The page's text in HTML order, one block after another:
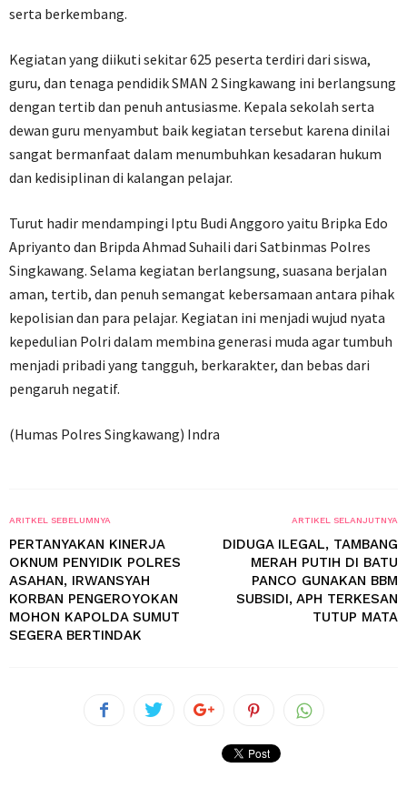
serta berkembang.
Kegiatan yang diikuti sekitar 625 peserta terdiri dari siswa,
guru, dan tenaga pendidik SMAN 2 Singkawang ini berlangsung
dengan tertib dan penuh antusiasme. Kepala sekolah serta
dewan guru menyambut baik kegiatan tersebut karena dinilai
sangat bermanfaat dalam menumbuhkan kesadaran hukum
dan kedisiplinan di kalangan pelajar.
Turut hadir mendampingi Iptu Budi Anggoro yaitu Bripka Edo
Apriyanto dan Bripda Ahmad Suhaili dari Satbinmas Polres
Singkawang. Selama kegiatan berlangsung, suasana berjalan
aman, tertib, dan penuh semangat kebersamaan antara pihak
kepolisian dan para pelajar. Kegiatan ini menjadi wujud nyata
kepedulian Polri dalam membina generasi muda agar tumbuh
menjadi pribadi yang tangguh, berkarakter, dan bebas dari
pengaruh negatif.
(Humas Polres Singkawang) Indra
ARITKEL SEBELUMNYA
PERTANYAKAN KINERJA
OKNUM PENYIDIK POLRES
ASAHAN, IRWANSYAH
KORBAN PENGEROYOKAN
MOHON KAPOLDA SUMUT
SEGERA BERTINDAK
ARTIKEL SELANJUTNYA
DIDUGA ILEGAL, TAMBANG
MERAH PUTIH DI BATU
PANCO GUNAKAN BBM
SUBSIDI, APH TERKESAN
TUTUP MATA